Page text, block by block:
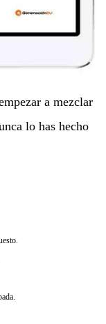
a mezclar
lo has hecho